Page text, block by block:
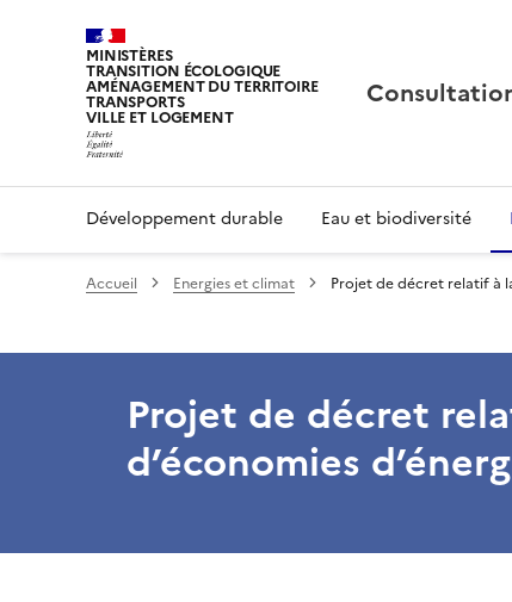
MINISTÈRES
TRANSITION ÉCOLOGIQUE
AMÉNAGEMENT DU TERRITOIRE
TRANSPORTS
VILLE ET LOGEMENT
Développement durable Eau et biodiversité
Accueil Energies et climat Projet de décret relatif à
Projet de décret
d’économies